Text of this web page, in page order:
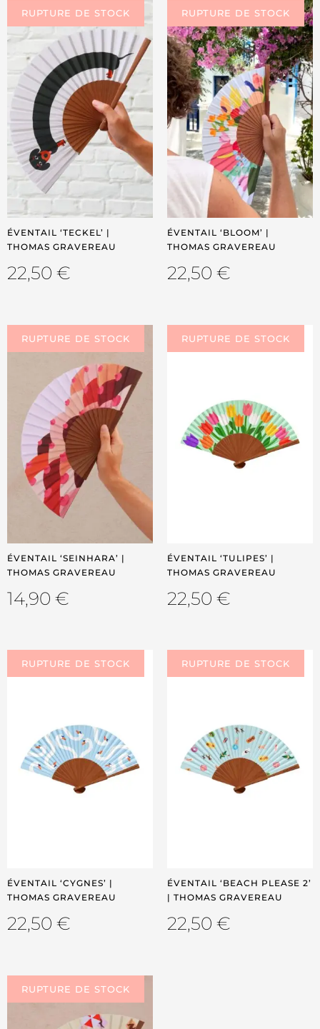
ÉVENTAIL ‘TECKEL’ |
THOMAS GRAVEREAU
22,50 €
ÉVENTAIL ‘BLOOM’ |
THOMAS GRAVEREAU
22,50 €
ÉVENTAIL ‘SEINHARA’ |
THOMAS GRAVEREAU
14,90 €
ÉVENTAIL ‘TULIPES’ |
THOMAS GRAVEREAU
22,50 €
ÉVENTAIL ‘CYGNES’ |
THOMAS GRAVEREAU
22,50 €
ÉVENTAIL ‘BEACH PLEASE 2’
| THOMAS GRAVEREAU
22,50 €